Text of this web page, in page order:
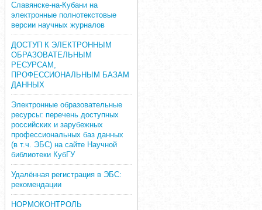
Славянске-на-Кубани на
электронные полнотекстовые
версии научных журналов
ДОСТУП К ЭЛЕКТРОННЫМ
ОБРАЗОВАТЕЛЬНЫМ
РЕСУРСАМ,
ПРОФЕССИОНАЛЬНЫМ БАЗАМ
ДАННЫХ
Электронные образовательные
ресурсы: перечень доступных
российских и зарубежных
профессиональных баз данных
(в т.ч. ЭБС) на сайте Научной
библиотеки КубГУ
Удалённая регистрация в ЭБС:
рекомендации
НОРМОКОНТРОЛЬ